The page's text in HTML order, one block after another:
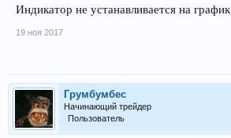
Индикатор не устанавливается на график
19 ноя 2017
Грумбумбес
Начинающий трейдер
Пользователь